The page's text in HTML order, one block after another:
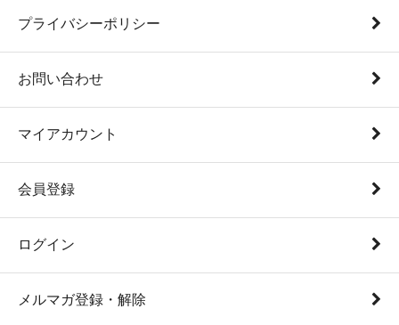
プライバシーポリシー
お問い合わせ
マイアカウント
会員登録
ログイン
メルマガ登録・解除